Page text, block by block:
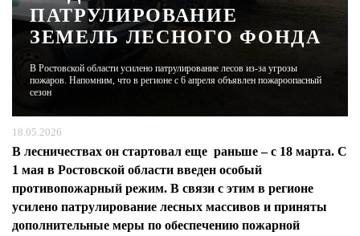
АФИША
ЖУРНАЛ
ПАТРУЛИРОВАНИЕ
ЗЕМЕЛЬ ЛЕСНОГО ФОНДА
В Ростовской области усилено патрулирование лесов из-за угрозы
пожаров. Напомним, что в регионе с 6 апреля объявлен пожароопасный
сезон
18.05.2026
В лесничествах он стартовал еще раньше – с 18 марта. С
1 мая в Ростовской области введен особый
противопожарный режим. В связи с этим в регионе
усилено патрулирование лесных массивов и приняты
дополнительные меры по обеспечению пожарной